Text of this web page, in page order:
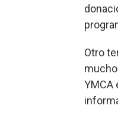
Otro
YMCA